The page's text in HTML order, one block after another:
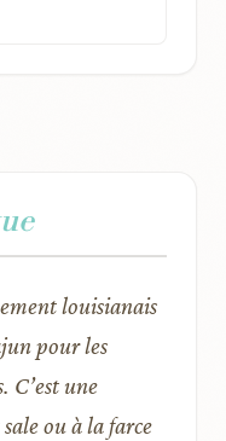
louisianais
pour les
C’est une
ou à la farce